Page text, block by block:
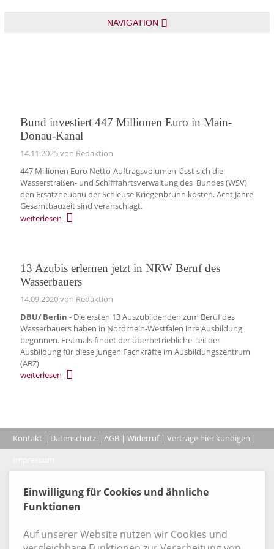
NAVIGATION
Bund investiert 447 Millionen Euro in Main-
Donau-Kanal
14.11.2025von Redaktion
447 Millionen Euro Netto-Auftragsvolumen lässt sich die
Wasserstraßen- und Schifffahrtsverwaltung des Bundes (WSV)
den Ersatzneubau der Schleuse Kriegenbrunn kosten. Acht Jahre
Gesamtbauzeit sind veranschlagt.
weiterlesen
13 Azubis erlernen jetzt in NRW Beruf des
Wasserbauers
14.09.2020von Redaktion
DBU/ Berlin - Die ersten 13 Auszubildenden zum Beruf des
Wasserbauers haben in Nordrhein-Westfalen ihre Ausbildung
begonnen. Erstmals findet der überbetriebliche Teil der
Ausbildung für diese jungen Fachkräfte im Ausbildungszentrum
(ABZ)
weiterlesen
Kontakt | Datenschutz | AGB | Widerruf| Verträge hier kündigen |
Einwilligung für Cookies und ähnliche
Funktionen
Auf unserer Website nutzen wir Cookies und